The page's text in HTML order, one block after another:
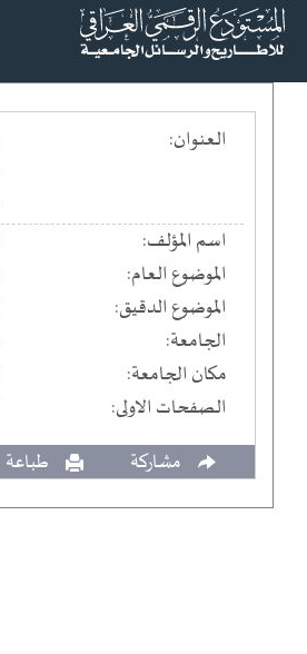
العنوان:
اسم المؤلف:
الموضوع العام:
الموضوع الدقيق:
الجامعة:
مكان الجامعة:
الصفحات الاولى:
مشاركة
طباعة